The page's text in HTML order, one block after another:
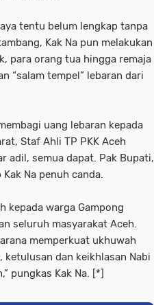
tentu belum lengkap tanpa
Kak Na pun melakukan
para orang tua hingga remaja
“salam tempel” lebaran dari
uang lebaran kepada
Staf Ahli TP PKK Aceh
adil, semua dapat. Pak Bupati,
Na penuh canda.
kepada warga Gampong
seluruh masyarakat Aceh.
memperkuat ukhuwah
ketulusan dan keikhlasan Nabi
pungkas Kak Na. [*]